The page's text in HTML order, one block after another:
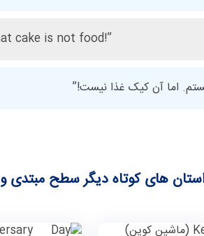
cake is not food!”
اما آن کیک غذا نیست!”
های کوتاه دیگر سطح مبتدی